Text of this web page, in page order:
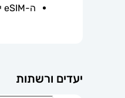
ה-eSIM יפוג תוקפו אם לא יופעל תוך חודשיים ממועד הרכישה.
יעדים ורשתות